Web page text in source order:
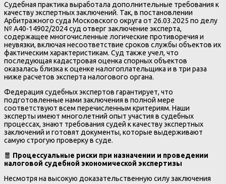
Судебная практика выработала дополнительные требования к
качеству экспертных заключений. Так, в постановлении
Арбитражного суда Московского округа от 26.03.2025 по делу
№ А40-14902/2024 суд отверг заключение эксперта,
содержащее многочисленные логические противоречия и
неувязки, включая несоответствие сроков службы объектов их
фактическим характеристикам. Суд также учел, что
последующая кадастровая оценка спорных объектов
оказалась близка к оценке налогоплательщика и в три раза
ниже расчетов эксперта налогового органа.
Федерация судебных экспертов гарантирует, что
подготовленные нами заключения в полной мере
соответствуют всем перечисленным критериям. Наши
эксперты имеют многолетний опыт участия в судебных
процессах, знают требования судей к качеству экспертных
заключений и готовят документы, которые выдерживают
самую строгую проверку в суде.
🧧 Процессуальные риски при назначении и проведении
налоговой судебной экономической экспертизы
Несмотря на высокую доказательственную силу заключения